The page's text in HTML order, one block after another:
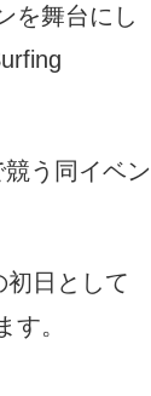
を舞台にし
う同イベン
日として
。